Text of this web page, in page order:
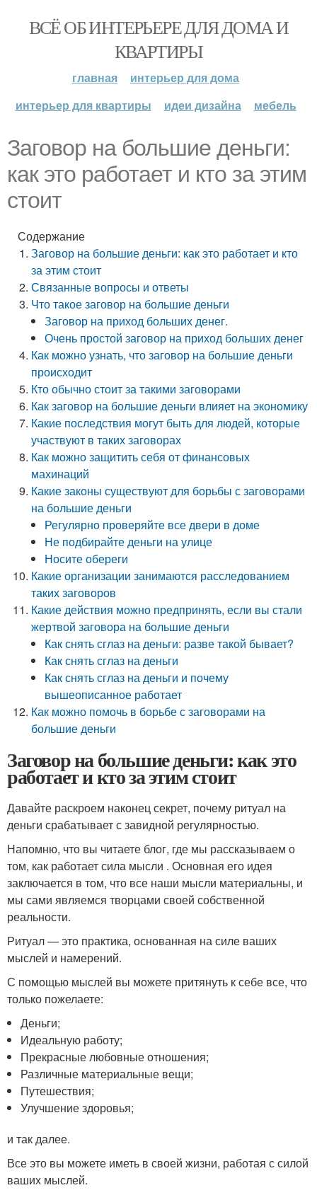
ВСЁ ОБ ИНТЕРЬЕРЕ ДЛЯ ДОМА И
КВАРТИРЫ
главная
интерьер для дома
интерьер для квартиры
идеи дизайна мебель
Заговор на большие деньги:
как это работает и кто за этим
стоит
Содержание
Заговор на большие деньги: как это работает и кто
за этим стоит
Связанные вопросы и ответы
Что такое заговор на большие деньги
Заговор на приход больших денег.
Очень простой заговор на приход больших денег
Как можно узнать, что заговор на большие деньги
происходит
Кто обычно стоит за такими заговорами
Как заговор на большие деньги влияет на экономику
Какие последствия могут быть для людей, которые
участвуют в таких заговорах
Как можно защитить себя от финансовых
махинаций
Какие законы существуют для борьбы с заговорами
на большие деньги
Регулярно проверяйте все двери в доме
Не подбирайте деньги на улице
Носите обереги
Какие организации занимаются расследованием
таких заговоров
Какие действия можно предпринять, если вы стали
жертвой заговора на большие деньги
Как снять сглаз на деньги: разве такой бывает?
Как снять сглаз на деньги
Как снять сглаз на деньги и почему
вышеописанное работает
Как можно помочь в борьбе с заговорами на
большие деньги
Заговор на большие деньги: как это
работает и кто за этим стоит
Давайте раскроем наконец секрет, почему ритуал на
деньги срабатывает с завидной регулярностью.
Напомню, что вы читаете блог, где мы рассказываем о
том, как работает сила мысли . Основная его идея
заключается в том, что все наши мысли материальны, и
мы сами являемся творцами своей собственной
реальности.
Ритуал — это практика, основанная на силе ваших
мыслей и намерений.
С помощью мыслей вы можете притянуть к себе все, что
только пожелаете:
Деньги;
Идеальную работу;
Прекрасные любовные отношения;
Различные материальные вещи;
Путешествия;
Улучшение здоровья;
и так далее.
Все это вы можете иметь в своей жизни, работая с силой
ваших мыслей.